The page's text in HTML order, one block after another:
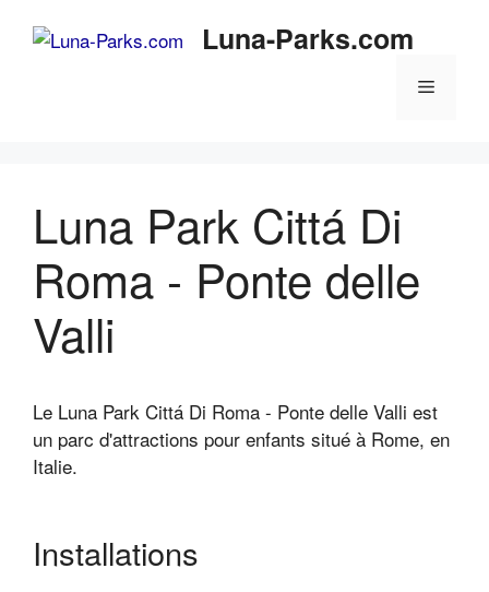
Luna-Parks.com
Menu
Luna Park Cittá Di
Roma - Ponte delle
Valli
Le Luna Park Cittá Di Roma - Ponte delle Valli est
un parc d'attractions pour enfants situé à Rome, en
Italie.
Installations